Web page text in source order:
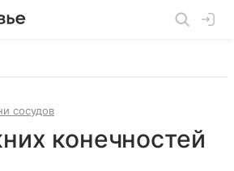
сосудов
конечностей